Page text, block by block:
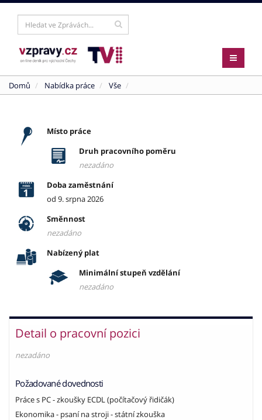
Domů Nabídka práce Vše
Místo práce
Druh pracovního poměru
nezadáno
Doba zaměstnání
od 9. srpna 2026
Směnnost
nezadáno
Nabízený plat
Minimální stupeň vzdělání
nezadáno
Detail o pracovní pozici
nezadáno
Požadované dovednosti
Práce s PC - zkoušky ECDL (počítačový řidičák)
Ekonomika - psaní na stroji - státní zkouška